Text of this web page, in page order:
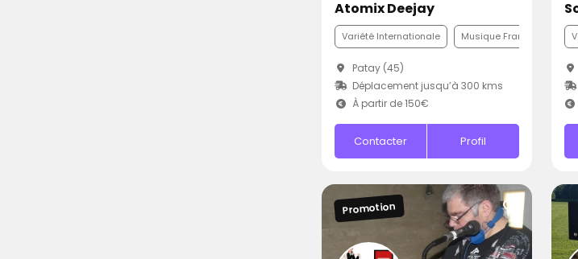
Atomix Deejay
Variété Internationale Musique Française
Patay (45)
Déplacement jusqu’à 300 kms
À partir de 150€
Contacter Profil
Promotion